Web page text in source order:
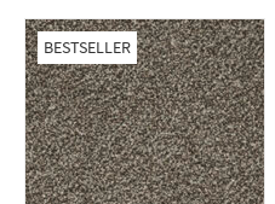
BESTSELLER